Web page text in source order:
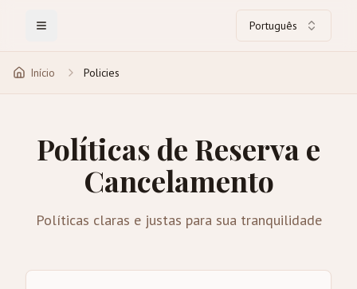
Toggle Menu Português
Início Policies
Políticas de Reserva e
Cancelamento
Políticas claras e justas para sua tranquilidade